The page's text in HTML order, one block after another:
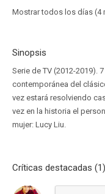
Mostrar todos los días (4
Sinopsis
Serie de TV (2012-2019).
contemporánea del
vez estará resolviendo
vez en la historia el
mujer: Lucy Liu.
Críticas destacadas (1)